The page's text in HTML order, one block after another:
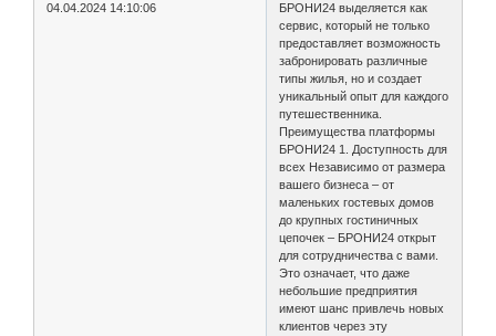
04.04.2024 14:10:06
БРОНИ24 выделяется как
сервис, который не только
предоставляет возможность
забронировать различные
типы жилья, но и создает
уникальный опыт для каждого
путешественника.
Преимущества платформы
БРОНИ24 1. Доступность для
всех Независимо от размера
вашего бизнеса – от
маленьких гостевых домов
до крупных гостиничных
цепочек – БРОНИ24 открыт
для сотрудничества с вами.
Это означает, что даже
небольшие предприятия
имеют шанс привлечь новых
клиентов через эту